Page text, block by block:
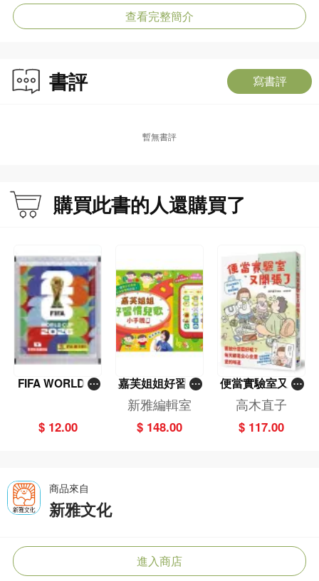
查看完整簡介
書評 寫書評
暫無書評
購買此書的人還購買了
FIFA WORLD C
包）
$ 12.00
嘉芙姐姐好習慣
兒歌小手機
新雅編輯室
$ 148.00
便當實驗室又開
張了——日日和
特別日的菜單挑
戰記
高木直子
$ 117.00
商品來自
新雅文化
進入商店